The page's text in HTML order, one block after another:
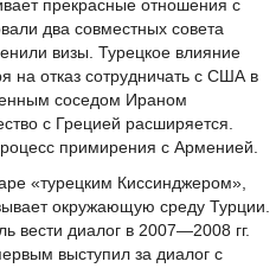
прекрасные отношения с
два совместных совета
визы. Турецкое влияние
на отказ сотрудничать с США в
соседом Ираном
с Грецией расширяется.
примирения с Арменией.
«турецким Киссинджером»,
окружающую среду Турции.
вести диалог в 2007—2008 гг.
выступил за диалог с